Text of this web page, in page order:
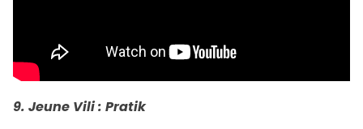
9. Jeune Vili : Pratik